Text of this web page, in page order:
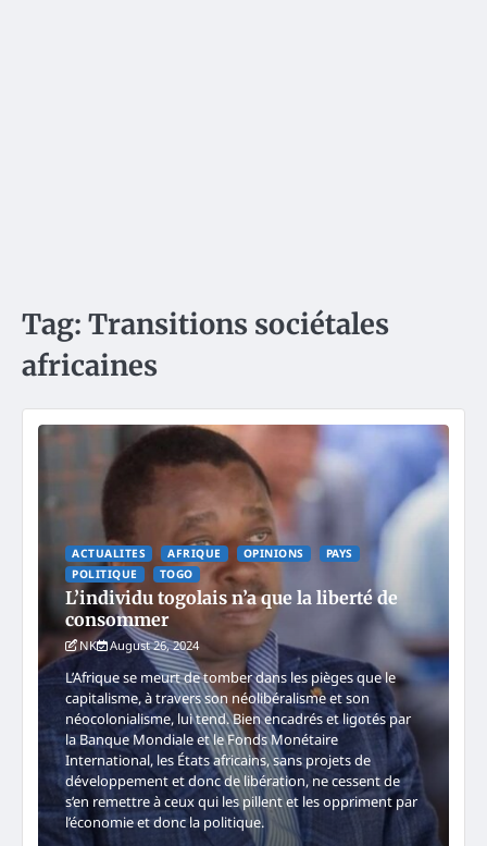
Tag: Transitions sociétales
africaines
ACTUALITES AFRIQUE OPINIONS
PAYS
POLITIQUE
TOGO
L’individu togolais n’a que la liberté de
consommer
NK August 26, 2024
L’Afrique se meurt de tomber dans les pièges que le
capitalisme, à travers son néolibéralisme et son
néocolonialisme, lui tend. Bien encadrés et ligotés par
la Banque Mondiale et le Fonds Monétaire
International, les États africains, sans projets de
développement et donc de libération, ne cessent de
s’en remettre à ceux qui les pillent et les oppriment par
l’économie et donc la politique.